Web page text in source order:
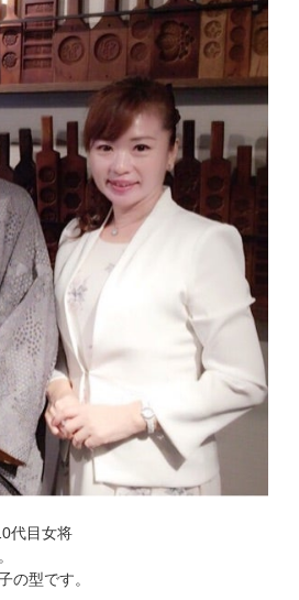
のプロと
は？
を探す
ニキビ 日焼け 首
のしわ 敏感肌 た
るみ シミ
ミューズへの伝
言
コラム
代目女将
の型です。